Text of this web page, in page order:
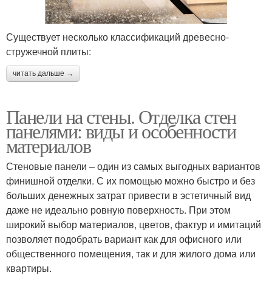
Существует несколько классификаций древесно-
стружечной плиты:
читать дальше →
Панели на стены. Отделка стен
панелями: виды и особенности
материалов
Стеновые панели – один из самых выгодных вариантов
финишной отделки. С их помощью можно быстро и без
больших денежных затрат привести в эстетичный вид
даже не идеально ровную поверхность. При этом
широкий выбор материалов, цветов, фактур и имитаций
позволяет подобрать вариант как для офисного или
общественного помещения, так и для жилого дома или
квартиры.